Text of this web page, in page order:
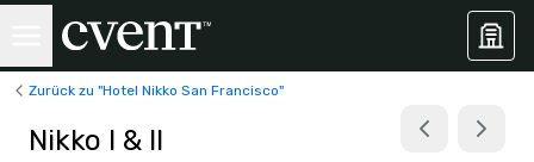
Zurück zu "Hotel Nikko San Francisco"
Nikko I & II